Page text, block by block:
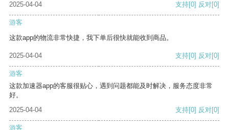
2025-04-04
支持[0] 反对[0]
游客
这款app的物流非常快捷，我下单后很快就能收到商品。
2025-04-04 支持[0] 反对[0]
游客
这款加速器app的客服很贴心，遇到问题都能及时解决，服务态度非常
好。
2025-04-04
支持[0] 反对[0]
游客